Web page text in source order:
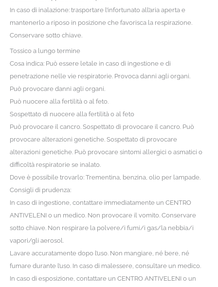
In caso di inalazione: trasportare l’infortunato all’aria aperta e
mantenerlo a riposo in posizione che favorisca la respirazione.
Conservare sotto chiave.
Tossico a lungo termine
Cosa indica: Può essere letale in caso di ingestione e di
penetrazione nelle vie respiratorie. Provoca danni agli organi.
Può provocare danni agli organi.
Può nuocere alla fertilità o al feto.
Sospettato di nuocere alla fertilità o al feto
Può provocare il cancro. Sospettato di provocare il cancro. Può
provocare alterazioni genetiche. Sospettato di provocare
alterazioni genetiche. Può provocare sintomi allergici o asmatici o
difficoltà respiratorie se inalato.
Dove è possibile trovarlo: Trementina, benzina, olio per lampade.
Consigli di prudenza:
In caso di ingestione, contattare immediatamente un CENTRO
ANTIVELENI o un medico. Non provocare il vomito. Conservare
sotto chiave. Non respirare la polvere/i fumi/i gas/la nebbia/i
vapori/gli aerosol.
Lavare accuratamente dopo l’uso. Non mangiare, né bere, né
fumare durante l’uso. In caso di malessere, consultare un medico.
In caso di esposizione, contattare un CENTRO ANTIVELENI o un